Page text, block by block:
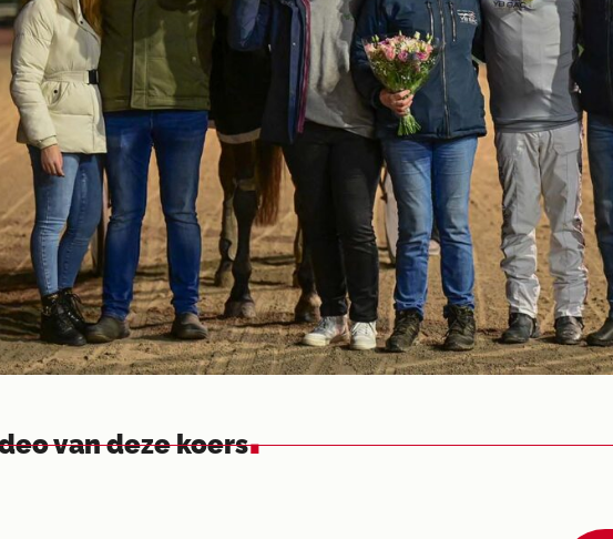
van deze koers.